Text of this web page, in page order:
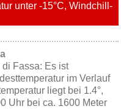
unter -15°C, Windchill-
Fassa: Es ist
im Verlauf
liegt bei 1.4°,
Uhr bei ca. 1600 Meter